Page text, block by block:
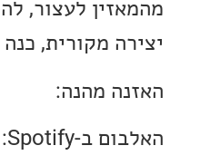
מהמאזין לעצור,
יצירה מקורית,
האזנה מהנה:
האלבום ב-Spotify: